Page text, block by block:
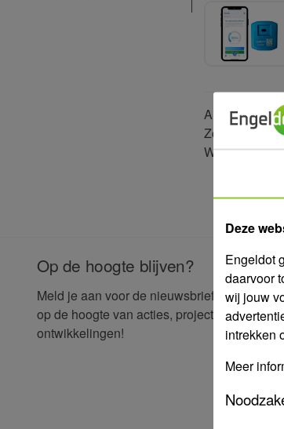
Alle prijzen
Zonder
Wil je graag
Op de hoogte blijven?
Meld je aan voor de nieuwsbrief en blijf
op de hoogte van acties, projecten en
ontwikkelingen!
Deze
Engeldot
daarvoor
wij jouw
intrekken
Meer